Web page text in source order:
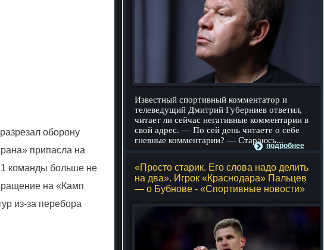
Известный спортивный комментатор и
телеведущий Дмитрий Губерниев ответил,
читает ли сейчас негативные комментарии в
свой адрес. — По сей день читаете о себе
гневные комментарии? — Стараюсь...
подробнее
«Просто старик. Его слова надо делить
на два». Игрок «Краснодара» Пальцев
— о Бубнове - «Спортивные новости»
оборону
припасла на
команды больше не
на «Камп
из-за перебора